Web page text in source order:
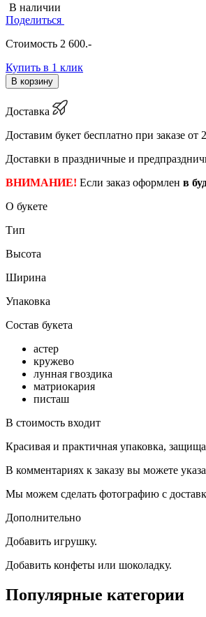
В наличии
Поделиться
Стоимость 2 600.-
Купить в 1 клик
В корзину
Доставка
Доставим букет бесплатно при заказе от
Доставки в праздничные и
ВНИМАНИЕ! Если заказ оформлен в
О букете
Тип
Высота
Ширина
Упаковка
Состав букета
астер
кружево
лунная гвоздика
матриокария
писташ
В стоимость входит
Красивая и практичная упаковка,
В комментариях к заказу вы можете
Мы можем сделать фотографию с
Дополнительно
Добавить игрушку.
Добавить конфеты или шоколадку.
Популярные категории